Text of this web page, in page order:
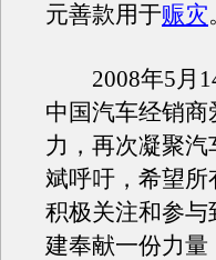
元善款用于赈灾
2008年5月14
中国汽车经销
力，再次凝聚
斌呼吁，希望
积极关注和参
建奉献一份力量